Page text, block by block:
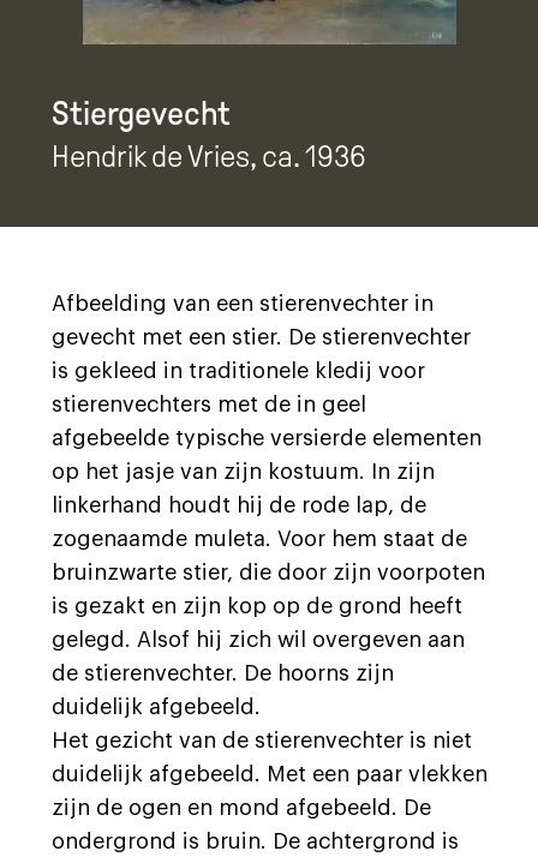
Stiergevecht
Hendrik de Vries, ca. 1936
Afbeelding van een stierenvechter in
gevecht met een stier. De stierenvechter
is gekleed in traditionele kledij voor
stierenvechters met de in geel
afgebeelde typische versierde elementen
op het jasje van zijn kostuum. In zijn
linkerhand houdt hij de rode lap, de
zogenaamde muleta. Voor hem staat de
bruinzwarte stier, die door zijn voorpoten
is gezakt en zijn kop op de grond heeft
gelegd. Alsof hij zich wil overgeven aan
de stierenvechter. De hoorns zijn
duidelijk afgebeeld.
Het gezicht van de stierenvechter is niet
duidelijk afgebeeld. Met een paar vlekken
zijn de ogen en mond afgebeeld. De
ondergrond is bruin. De achtergrond is